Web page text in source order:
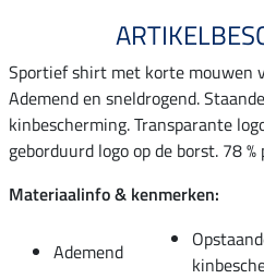
Sportief shirt met korte mouwen
Ademend en sneldrogend.
kinbescherming. Transparante
geborduurd logo op de borst. 78
Materiaalinfo & kenmerken:
Ademend